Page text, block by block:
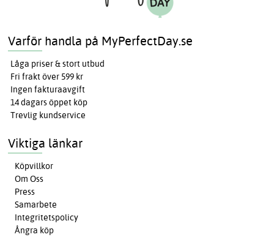
Varför handla på MyPerfectDay.se
Låga priser & stort utbud
Fri frakt över 599 kr
Ingen fakturaavgift
14 dagars öppet köp
Trevlig kundservice
Viktiga länkar
Köpvillkor
Om Oss
Press
Samarbete
Integritetspolicy
Ångra köp